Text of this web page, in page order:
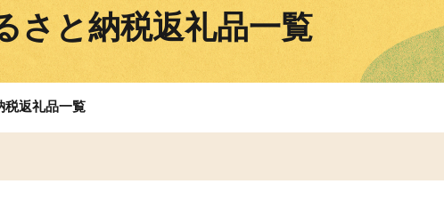
さと納税返礼品一覧
税返礼品一覧